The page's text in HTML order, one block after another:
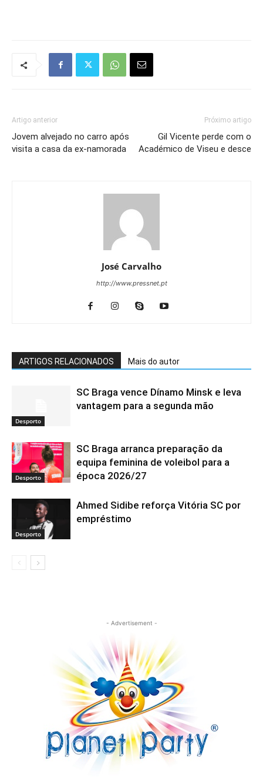
Artigo anterior
Jovem alvejado no carro após
visita a casa da ex-namorada
Próximo artigo
Gil Vicente perde com o
Académico de Viseu e desce
José Carvalho
http://www.pressnet.pt
ARTIGOS RELACIONADOS Mais do autor
Desporto
SC Braga vence Dínamo Minsk e leva
vantagem para a segunda mão
Desporto
SC Braga arranca preparação da
equipa feminina de voleibol para a
época 2026/27
Desporto
Ahmed Sidibe reforça Vitória SC por
empréstimo
- Advertisement -